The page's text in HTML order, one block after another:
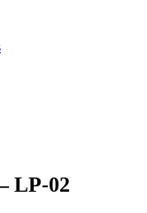
LP-02